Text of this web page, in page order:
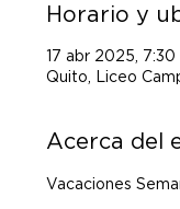
Horario y
17 abr 2025, 7:30
Quito, Liceo
Acerca del
Vacaciones